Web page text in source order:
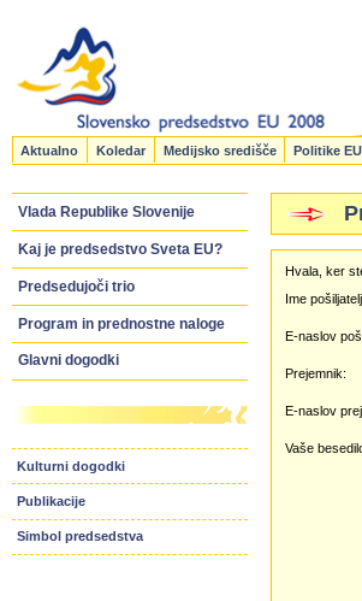
Aktualno Koledar Medijsko središče Politike EU
Vlada Republike Slovenije
Kaj je predsedstvo Sveta EU?
Predsedujoči trio
Program in prednostne naloge
Glavni dogodki
Kulturni dogodki
Publikacije
Simbol predsedstva
Hvala, ker
Ime
E-naslov
Prejemnik:
E-naslov
Vaše